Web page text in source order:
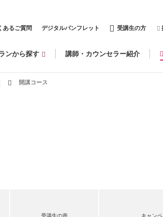
あるご質問 デジタルパンフレット 受講生の方
ンから探す 講師・カウンセラー紹介
開講コース
受講生の声 キャン